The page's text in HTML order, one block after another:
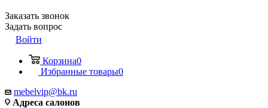
Заказать звонок
Задать вопрос
Войти
Корзина0
Избранные товары0
mebelvip@bk.ru
Адреса салонов